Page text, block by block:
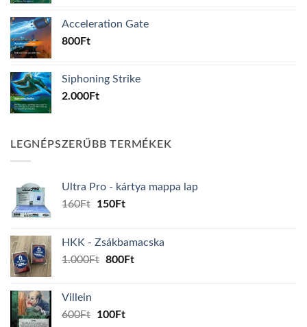
Acceleration Gate
800Ft
Siphoning Strike
2.000Ft
LEGNÉPSZERŰBB TERMÉKEK
Ultra Pro - kártya mappa lap
160Ft
Original
160Ft.
150FtCurrent
150Ft.
HKK - Zsákbamacska
1.000Ft Original
800FtCurrent
Villein
600Ft
Original
100FtCurrent